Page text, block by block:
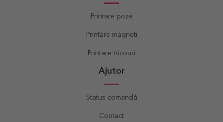
Printare poze
Printare magneti
Printare tricouri
Ajutor
Status comandă
Contact